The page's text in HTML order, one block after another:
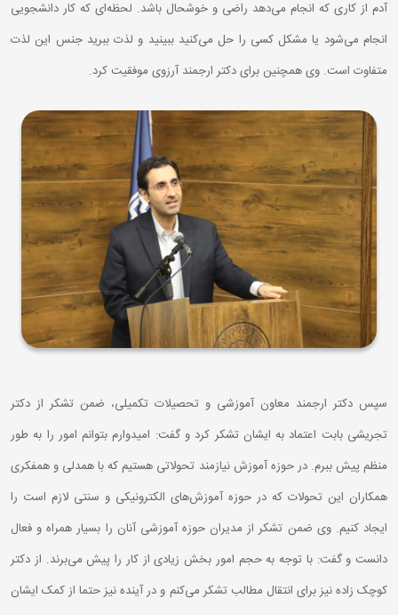
آدم از کاری که انجام می‌دهد راضی و خوشحال باشد. لحظه‌ای که کار دانشجویی
انجام می‌شود یا مشکل کسی را حل می‌کنید ببینید و لذت ببرید جنس این لذت
متفاوت است. وی همچنین برای دکتر ارجمند آرزوی موفقیت کرد.
سپس دکتر ارجمند معاون آموزشی و تحصیلات تکمیلی، ضمن تشکر از دکتر
تجریشی بابت اعتماد به ایشان تشکر کرد و گفت: امیدوارم بتوانم امور را به طور
منظم پیش ببرم. در حوزه آموزش نیازمند تحولاتی هستیم که با همدلی و همفکری
همکاران این تحولات که در حوزه آموزش‌های الکترونیکی و سنتی لازم است را
ایجاد کنیم. وی ضمن تشکر از مدیران حوزه آموزشی آنان را بسیار همراه و فعال
دانست و گفت: با توجه به حجم امور بخش زیادی از کار را پیش می‌برند. از دکتر
کوچک زاده نیز برای انتقال مطالب تشکر می‌کنم و در آینده نیز حتما از کمک ایشان